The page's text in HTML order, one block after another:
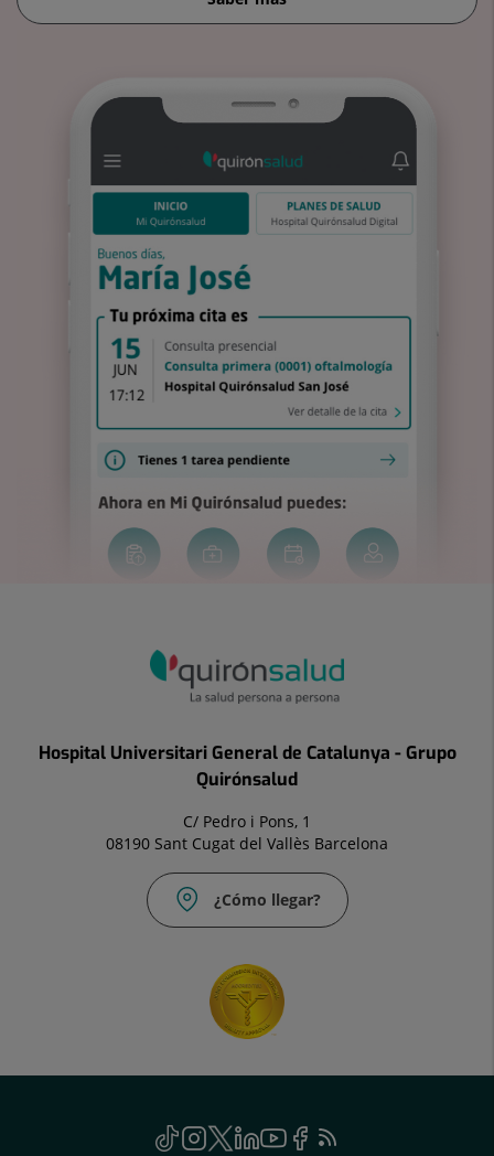
Hospital Universitari General de Catalunya - Grupo
Quirónsalud
C/ Pedro i Pons, 1
08190 Sant Cugat del Vallès Barcelona
¿Cómo llegar?
TikTok
EsteInstagram
EsteTwitter
EsteLinkedin
EsteYoutube
EsteFacebook
Este Feed
Este